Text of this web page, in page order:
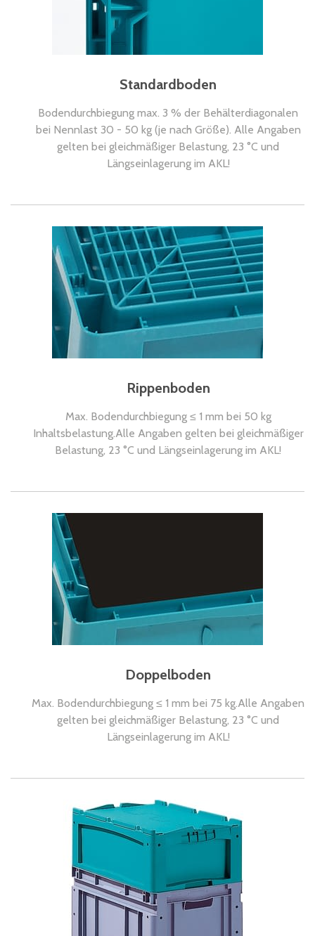
Standardboden
Bodendurchbiegung max. 3 % der Behälterdiagonalen
bei Nennlast 30 - 50 kg (je nach Größe). Alle Angaben
gelten bei gleichmäßiger Belastung, 23 °C und
Längseinlagerung im AKL!
Rippenboden
Max. Bodendurchbiegung ≤ 1 mm bei 50 kg
Inhaltsbelastung.Alle Angaben gelten bei gleichmäßiger
Belastung, 23 °C und Längseinlagerung im AKL!
Doppelboden
Max. Bodendurchbiegung ≤ 1 mm bei 75 kg.Alle Angaben
gelten bei gleichmäßiger Belastung, 23 °C und
Längseinlagerung im AKL!